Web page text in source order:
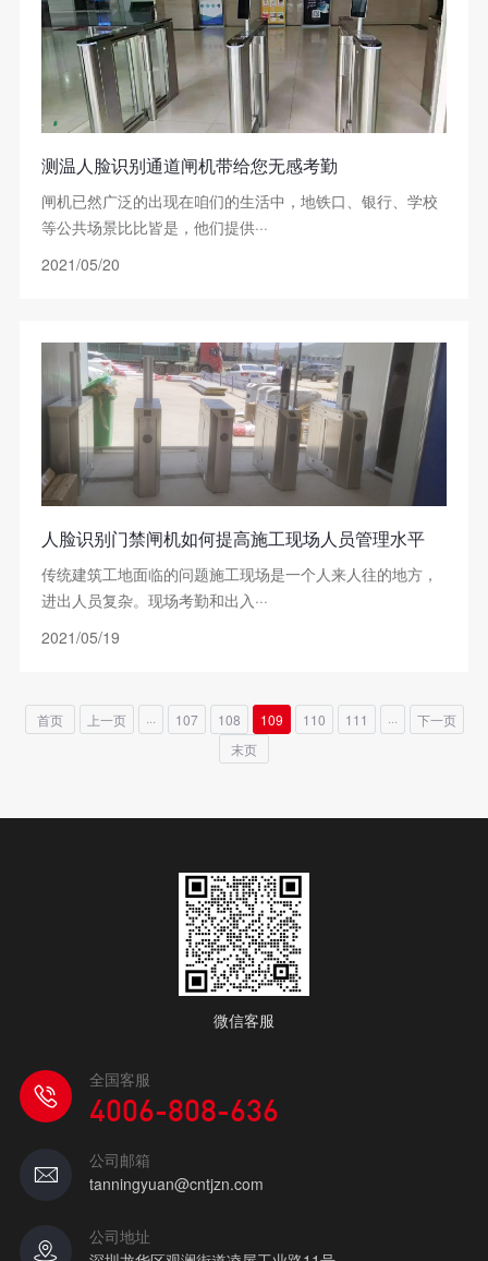
测温人脸识别通道闸机带给您无感考勤
闸机已然广泛的出现在咱们的生活中，地铁口、银行、学校
等公共场景比比皆是，他们提供···
2021/05/20
人脸识别门禁闸机如何提高施工现场人员管理水平
传统建筑工地面临的问题施工现场是一个人来人往的地方，
进出人员复杂。现场考勤和出入···
2021/05/19
首页 上一页 ··· 107 108 109 110 111 ···
下一页
末页
微信客服
全国客服
4006-808-636
公司邮箱
tanningyuan@cntjzn.com
公司地址